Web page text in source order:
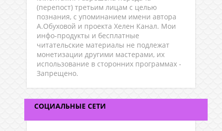
(перепост) третьим лицам с целью
познания, с упоминанием имени автора
А.Обуховой и проекта Хелен Канал. Мои
инфо-продукты и бесплатные
читательские материалы не подлежат
монетизации другими мастерами, их
использование в сторонних программах -
Запрещено.
СОЦИАЛЬНЫЕ СЕТИ